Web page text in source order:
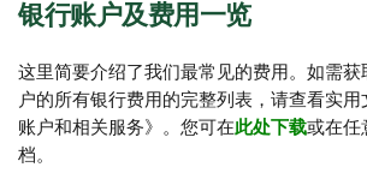
银行账户及费用一览
这里简要介绍了我们最常见的费用。如需获
户的所有银行费用的完整列表，请查看实用
账户和相关服务》 。您可在此处下载或在任
档。